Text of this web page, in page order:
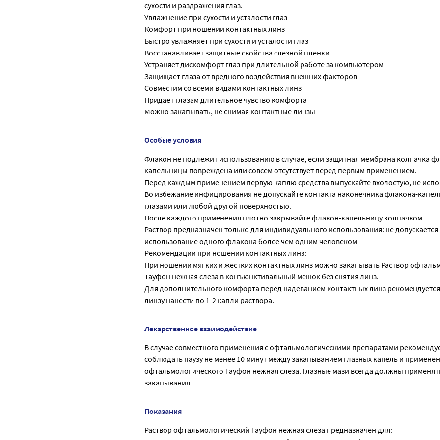
сухости и раздражения глаз.
Увлажнение при сухости и усталости глаз
Комфорт при ношении контактных линз
Быстро увлажняет при сухости и усталости глаз
Восстанавливает защитные свойства слезной пленки
Устраняет дискомфорт глаз при длительной работе за компьютером
Защищает глаза от вредного воздействия внешних факторов
Совместим со всеми видами контактных линз
Придает глазам длительное чувство комфорта
Можно закапывать, не снимая контактные линзы
Особые условия
Флакон не подлежит использованию в случае, если защитная мембрана колпачка
капельницы повреждена или совсем отсутствует перед первым применением.
Перед каждым применением первую каплю средства выпускайте вхолостую, не
Во избежание инфицирования не допускайте контакта наконечника флакона-
глазами или любой другой поверхностью.
После каждого применения плотно закрывайте флакон-капельницу колпачком.
Раствор предназначен только для индивидуального использования: не допускается
использование одного флакона более чем одним человеком.
Рекомендации при ношении контактных линз:
При ношении мягких и жестких контактных линз можно закапывать Раствор
Тауфон нежная слеза в конъюнктивальный мешок без снятия линз.
Для дополнительного комфорта перед надеванием контактных линз
линзу нанести по 1-2 капли раствора.
Лекарственное взаимодействие
В случае совместного применения с офтальмологическими препаратами
соблюдать паузу не менее 10 минут между закапыванием глазных капель и
офтальмологического Тауфон нежная слеза. Глазные мази всегда должны
закапывания.
Показания
Раствор офтальмологический Тауфон нежная слеза предназначен для: